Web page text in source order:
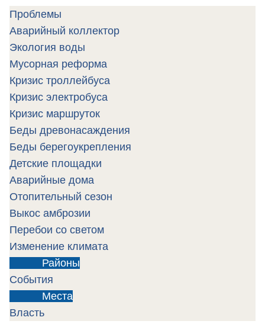
Проблемы
Аварийный коллектор
Экология воды
Мусорная реформа
Кризис троллейбуса
Кризис электробуса
Кризис маршруток
Беды древонасаждения
Беды берегоукрепления
Детские площадки
Аварийные дома
Отопительный сезон
Выкос амброзии
Перебои со светом
Изменение климата
Районы
События
Места
Власть